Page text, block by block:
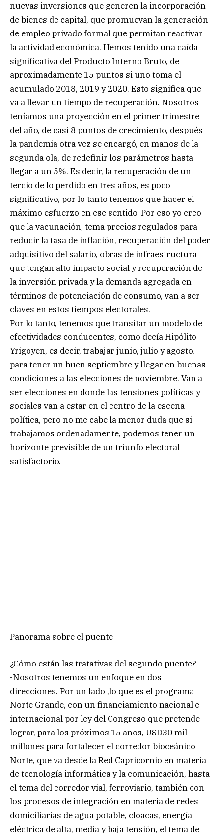
nuevas inversiones que generen la incorporación
de bienes de capital, que promuevan la generación
de empleo privado formal que permitan reactivar
la actividad económica. Hemos tenido una caída
significativa del Producto Interno Bruto, de
aproximadamente 15 puntos si uno toma el
acumulado 2018, 2019 y 2020. Esto significa que
va a llevar un tiempo de recuperación. Nosotros
teníamos una proyección en el primer trimestre
del año, de casi 8 puntos de crecimiento, después
la pandemia otra vez se encargó, en manos de la
segunda ola, de redefinir los parámetros hasta
llegar a un 5%. Es decir, la recuperación de un
tercio de lo perdido en tres años, es poco
significativo, por lo tanto tenemos que hacer el
máximo esfuerzo en ese sentido. Por eso yo creo
que la vacunación, tema precios regulados para
reducir la tasa de inflación, recuperación del poder
adquisitivo del salario, obras de infraestructura
que tengan alto impacto social y recuperación de
la inversión privada y la demanda agregada en
términos de potenciación de consumo, van a ser
claves en estos tiempos electorales.
Por lo tanto, tenemos que transitar un modelo de
efectividades conducentes, como decía Hipólito
Yrigoyen, es decir, trabajar junio, julio y agosto,
para tener un buen septiembre y llegar en buenas
condiciones a las elecciones de noviembre. Van a
ser elecciones en donde las tensiones políticas y
sociales van a estar en el centro de la escena
política, pero no me cabe la menor duda que si
trabajamos ordenadamente, podemos tener un
horizonte previsible de un triunfo electoral
satisfactorio.
Panorama sobre el puente
¿Cómo están las tratativas del segundo puente?
-Nosotros tenemos un enfoque en dos
direcciones. Por un lado ,lo que es el programa
Norte Grande, con un financiamiento nacional e
internacional por ley del Congreso que pretende
lograr, para los próximos 15 años, USD30 mil
millones para fortalecer el corredor bioceánico
Norte, que va desde la Red Capricornio en materia
de tecnología informática y la comunicación, hasta
el tema del corredor vial, ferroviario, también con
los procesos de integración en materia de redes
domiciliarias de agua potable, cloacas, energía
eléctrica de alta, media y baja tensión, el tema de